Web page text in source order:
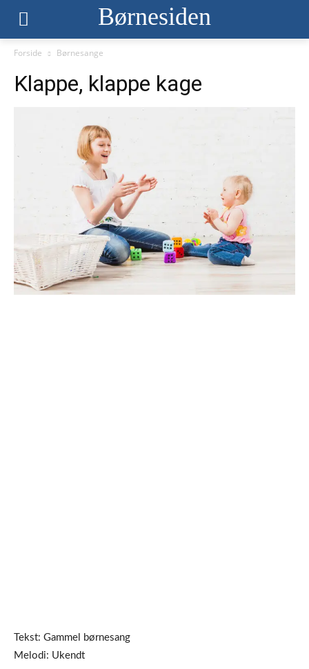
Børnesiden
Forside Børnesange
Klappe, klappe kage
Tekst: Gammel børnesang
Melodi: Ukendt